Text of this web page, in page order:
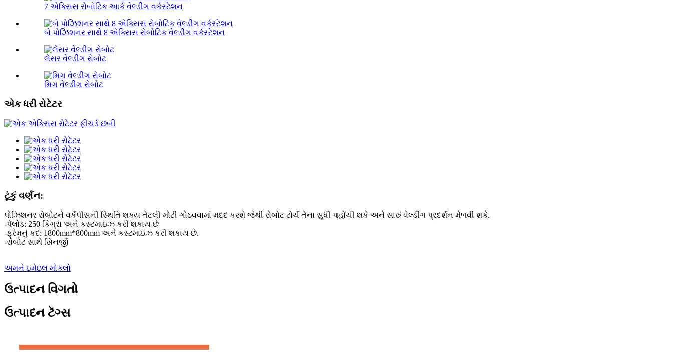
7 એક્સિસ રોબોટિક આર્ક વેલ્ડીંગ વર્કસ્ટેશન
બે પોઝિશનર સાથે 8 એક્સિસ રોબોટિક વેલ્ડીંગ વર્કસ્ટેશન
લેસર વેલ્ડીંગ રોબોટ
મિગ વેલ્ડીંગ રોબોટ
એક ધરી રોટેટર
ટૂંકું વર્ણન:
પોઝિશનર રોબોટને વર્કપીસની સ્થિતિ શક્ય તેટલી મોટી ગોઠવવામાં મદદ કરશે જેથી રોબોટ ટોર્ચ તેના સુધી પહોંચી શકે અને સારું વેલ્ડીંગ પ્રદર્શન મેળવી શકે.
-પેલોડ: 250 કિગ્રા અને કસ્ટમાઇઝ કરી શકાય છે
-ફ્રેમનું કદ: 1800mm*800mm અને કસ્ટમાઇઝ કરી શકાય છે.
-રોબોટ સાથે સિનર્જી
અમને ઇમેઇલ મોકલો
ઉત્પાદન વિગતો
ઉત્પાદન ટૅગ્સ